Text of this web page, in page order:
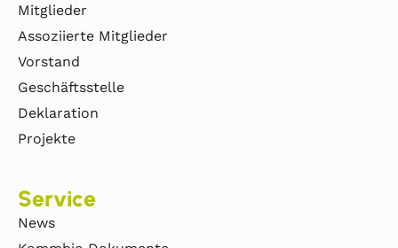
Mitglieder
Assoziierte Mitglieder
Vorstand
Geschäftsstelle
Deklaration
Projekte
Service
News